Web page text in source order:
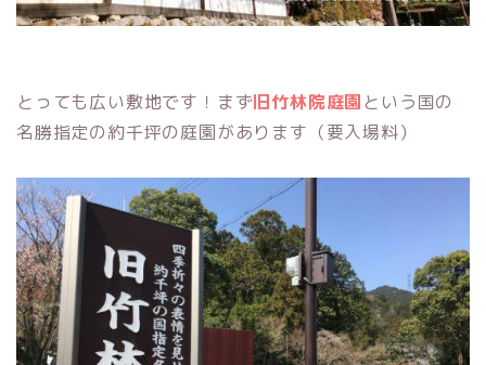
とっても広い敷地です！まず旧竹林院庭園 という国の
名勝指定の約千坪の庭園があります（要入場料）